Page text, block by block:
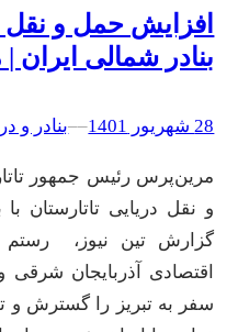
افزایش حمل و نقل
بنادر شمالی
28 شهریور 1401 –
–بنادر و
مرین‌پرس رئیس جمهور
و نقل دریایی تاتارستان
گزارش تین نیوز، رستم
اقتصادی آذربایجان شرقی
سفر به تبریز را گسترش و